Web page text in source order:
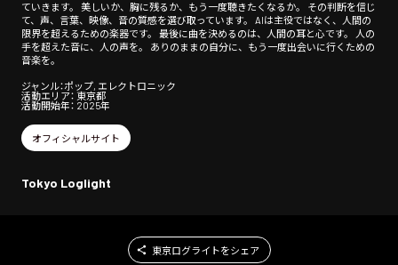
ていきます。 美しいか、胸に残るか、もう一度聴きたくなるか。 その判断を信じ
て、声、言葉、映像、音の質感を選び取っています。 AIは主役ではなく、人間の
限界を超えるための楽器です。 最後に曲を決めるのは、人間の耳と心です。 人の
手を超えた音に、人の声を。 ありのままの自分に、もう一度出会いに行くための
音楽を。
ジャンル：ポップ, エレクトロニック
活動エリア： 東京都
活動開始年： 2025年
オフィシャルサイト
Tokyo Loglight
東京ログライトをシェア